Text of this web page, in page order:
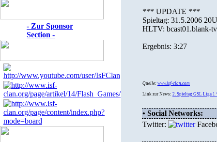
- Zur Sponsor
Section -
*** UPDATE ***
Spieltag: 31.5.2006
HLTV: bcast01.blank-
Ergebnis: 3:27
Quelle: www.isf-clan.com
Link zur News: 2. Spieltag GSL Liga
• Social Networks:
Twitter: